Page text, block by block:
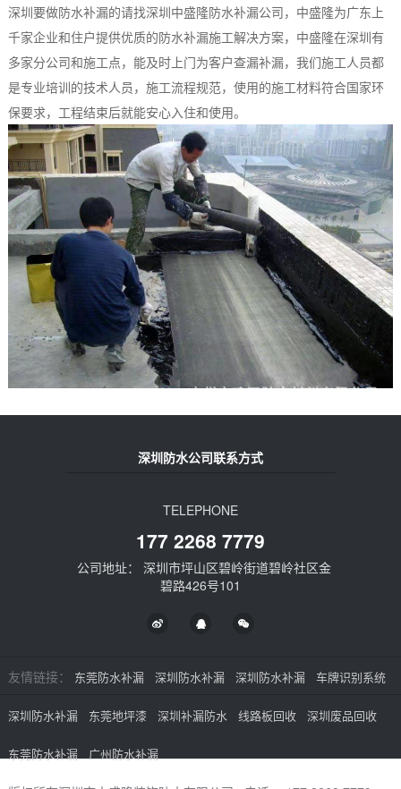
深圳要做防水补漏的请找深圳中盛隆防水补漏公司，中盛隆为广东上
千家企业和住户提供优质的防水补漏施工解决方案，中盛隆在深圳有
多家分公司和施工点，能及时上门为客户查漏补漏，我们施工人员都
是专业培训的技术人员，施工流程规范，使用的施工材料符合国家环
保要求，工程结束后就能安心入住和使用。
深圳防水公司联系方式
TELEPHONE
177 2268 7779
公司地址： 深圳市坪山区碧岭街道碧岭社区金
碧路426号101
友情链接： 东莞防水补漏 深圳防水补漏 深圳防水补漏 车牌识别系统
深圳防水补漏 东莞地坪漆 深圳补漏防水 线路板回收 深圳废品回收
东莞防水补漏 广州防水补漏